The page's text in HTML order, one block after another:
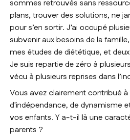
sommes retrouvés sans
plans, trouver des solutions, ne
pour s’en sortir. J’ai occupé
subvenir aux besoins de la
mes études de diététique, et
Je suis repartie de zéro à
vécu à plusieurs reprises dans
Vous avez clairement contribué
d'indépendance, de dynamisme
vos enfants. Y a-t-il là une
parents ?